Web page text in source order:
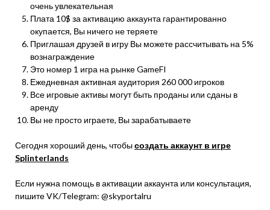
очень увлекательная
Плата 10$ за активацию аккаунта гарантированно
окупается, Вы ничего не теряете
Приглашая друзей в игру Вы можете рассчитывать на 5%
вознаграждение
Это номер 1 игра на рынке GameFI
Ежедневная активная аудитория 260 000 игроков
Все игровые активы могут быть проданы или сданы в
аренду
Вы не просто играете, Вы зарабатываете
Сегодня хороший день, чтобысоздать аккаунт в игре
Splinterlands
Если нужна помощь в активации аккаунта или консультация,
пишите VK/Telegram: @skyportalru